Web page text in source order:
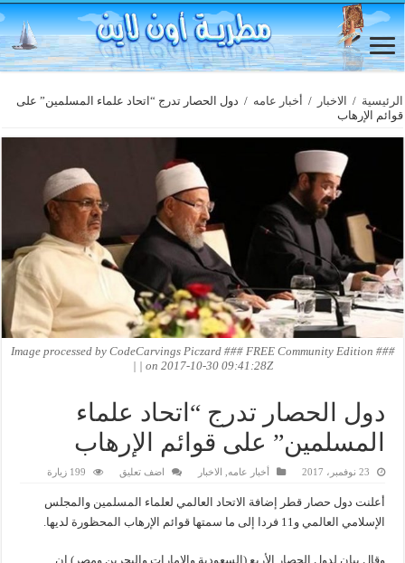
الرئيسية / الاخبار / أخبار عامه / دول الحصار تدرج “اتحاد علماء المسلمين” على
قوائم الإرهاب
Image processed by CodeCarvings Piczard ### FREE Community Edition ###
on 2017-10-30 09:41:28Z | |
دول الحصار تدرج “اتحاد علماء
المسلمين” على قوائم الإرهاب
23 نوفمبر، 2017 أخبار عامه, الاخبار اضف تعليق 199 زيارة
أعلنت دول حصار قطر إضافة الاتحاد العالمي لعلماء المسلمين والمجلس
الإسلامي العالمي و11 فردا إلى ما سمتها قوائم الإرهاب المحظورة لديها.
وقال بيان لدول الحصار الأربع (السعودية والإمارات والبحرين ومصر) إن